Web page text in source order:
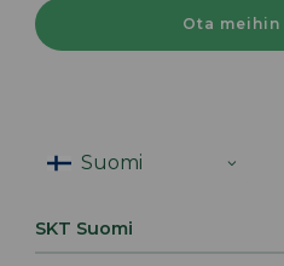
Ota
SKT Suomi